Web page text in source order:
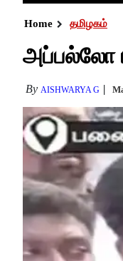
Home தமிழகம்
அப்பல்லோ
By AISHWARYA G